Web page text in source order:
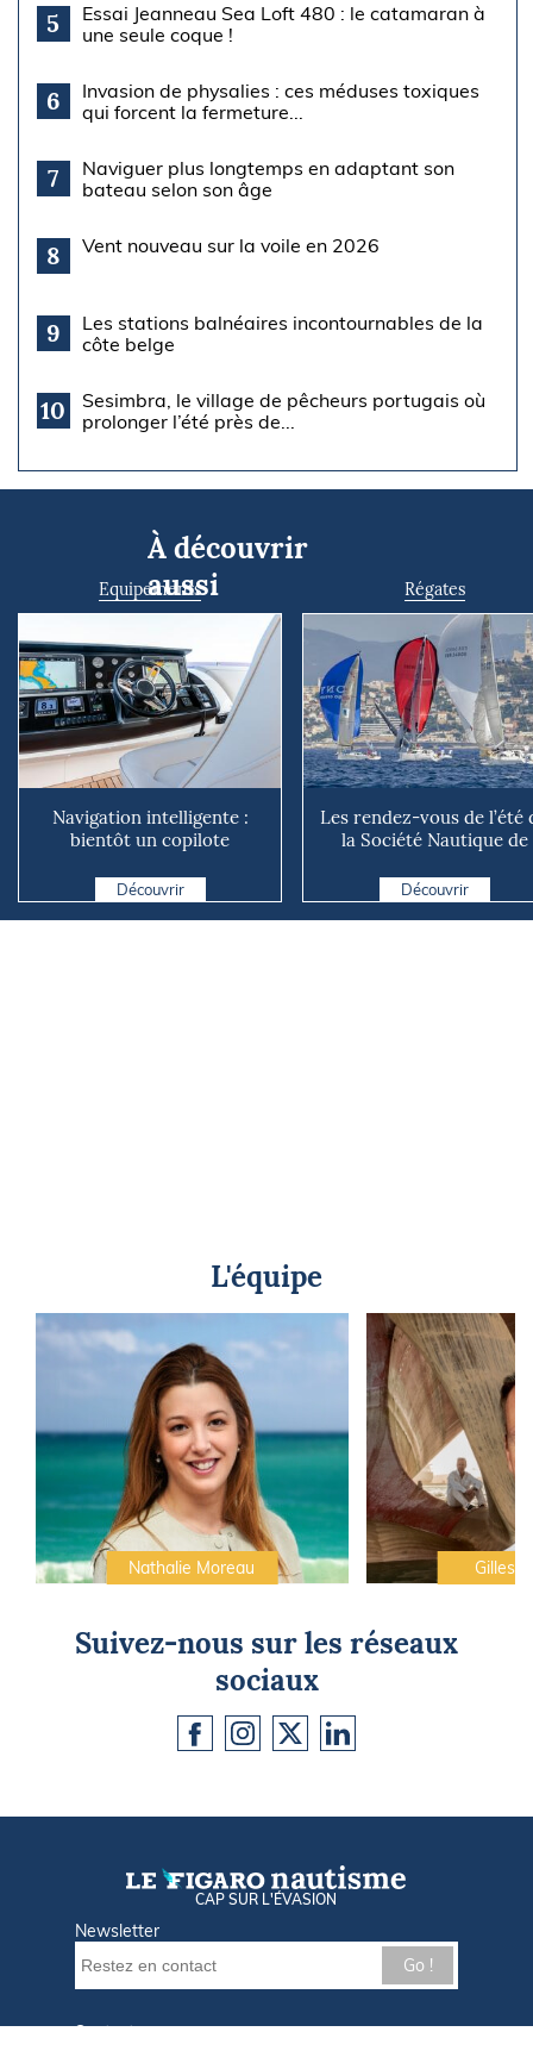
5
Essai Jeanneau Sea Loft 480 : le catamaran à
une seule coque !
6
Invasion de physalies : ces méduses toxiques
qui forcent la fermeture...
7
Naviguer plus longtemps en adaptant son
bateau selon son âge
8 Vent nouveau sur la voile en 2026
9
Les stations balnéaires incontournables de la
côte belge
10
Sesimbra, le village de pêcheurs portugais où
prolonger l’été près de...
À découvrir
aussi
Equipements
Navigation intelligente :
bientôt un copilote
Découvrir
Régates
Les rendez-vous de l’été
la Société Nautique de
Découvrir
L'équipe
Nathalie Moreau Gilles
Suivez-nous sur les réseaux
sociaux
CAP SUR L'ÉVASION
Newsletter
Go !
Contactez-nous